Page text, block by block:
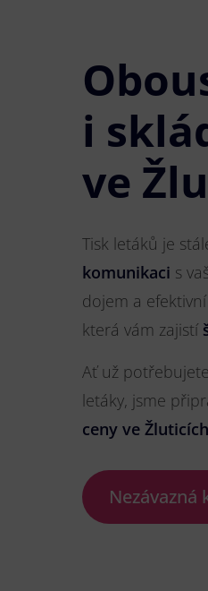
i
ve
Tisk letáků je
komunikaci s
dojem a
která vám zajistí
Ať už potřebujete
letáky, jsme
ceny ve
Nezávazná